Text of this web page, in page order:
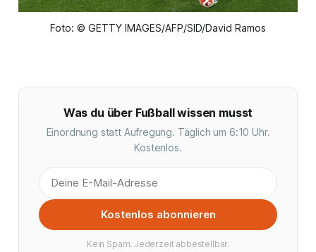
Foto: © GETTY IMAGES/AFP/SID/David Ramos
Was du über Fußball wissen musst
Einordnung statt Aufregung. Täglich um 6:10 Uhr.
Kostenlos.
Kostenlos abonnieren
Kein Spam. Jederzeit abbestellbar.